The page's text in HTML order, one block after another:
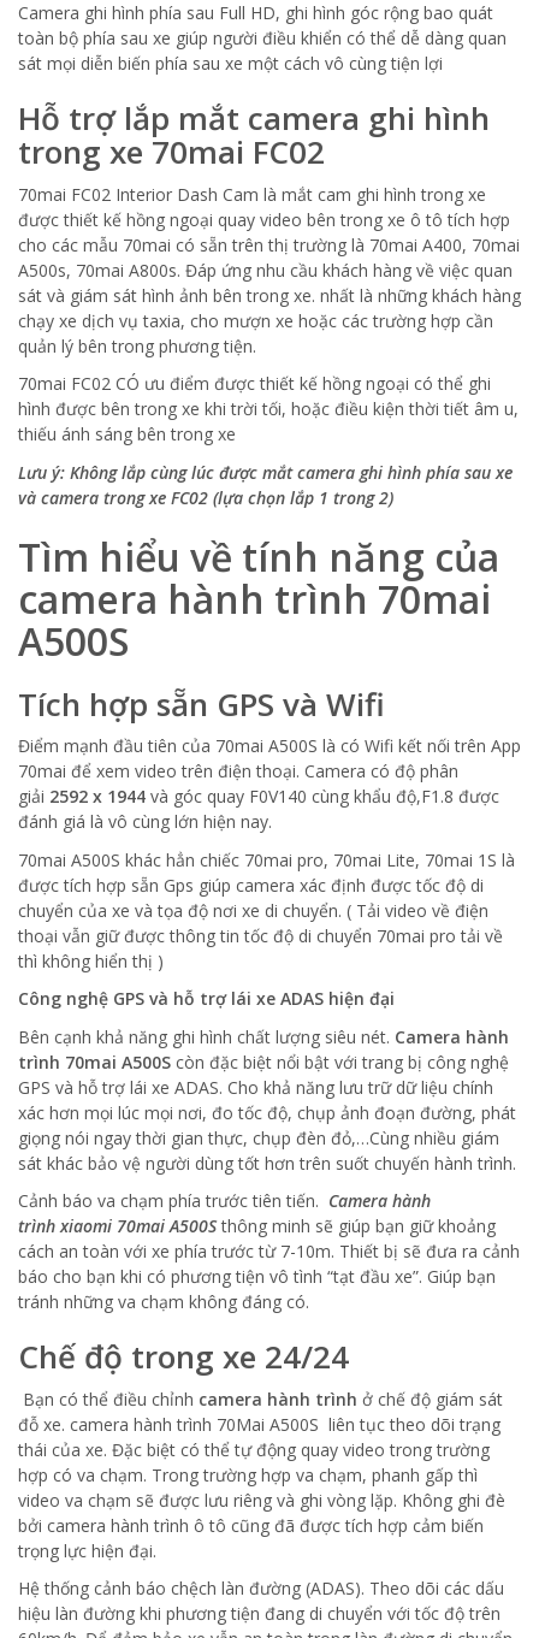
Camera ghi hình phía sau Full HD, ghi hình góc rộng bao quát
toàn bộ phía sau xe giúp người điều khiển có thể dễ dàng quan
sát mọi diễn biến phía sau xe một cách vô cùng tiện lợi
Hỗ trợ lắp mắt camera ghi hình
trong xe 70mai FC02
70mai FC02 Interior Dash Cam là mắt cam ghi hình trong xe
được thiết kế hồng ngoại quay video bên trong xe ô tô tích hợp
cho các mẫu 70mai có sẵn trên thị trường là 70mai A400, 70mai
A500s, 70mai A800s. Đáp ứng nhu cầu khách hàng về việc quan
sát và giám sát hình ảnh bên trong xe. nhất là những khách hàng
chạy xe dịch vụ taxia, cho mượn xe hoặc các trường hợp cần
quản lý bên trong phương tiện.
70mai FC02 CÓ ưu điểm được thiết kế hồng ngoại có thể ghi
hình được bên trong xe khi trời tối, hoặc điều kiện thời tiết âm u,
thiếu ánh sáng bên trong xe
Lưu ý: Không lắp cùng lúc được mắt camera ghi hình phía sau xe
và camera trong xe FC02 (lựa chọn lắp 1 trong 2)
Tìm hiểu về tính năng của
camera hành trình 70mai
A500S
Tích hợp sẵn GPS và Wifi
Điểm mạnh đầu tiên của 70mai A500S là có Wifi kết nối trên App
70mai để xem video trên điện thoại. Camera có độ phân
giải 2592 x 1944 và góc quay F0V140 cùng khẩu độ,F1.8 được
đánh giá là vô cùng lớn hiện nay.
70mai A500S khác hẳn chiếc 70mai pro, 70mai Lite, 70mai 1S là
được tích hợp sẵn Gps giúp camera xác định được tốc độ di
chuyển của xe và tọa độ nơi xe di chuyển. ( Tải video về điện
thoại vẫn giữ được thông tin tốc độ di chuyển 70mai pro tải về
thì không hiển thị )
Công nghệ GPS và hỗ trợ lái xe ADAS hiện đại
Bên cạnh khả năng ghi hình chất lượng siêu nét. Camera hành
trình 70mai A500S còn đặc biệt nổi bật với trang bị công nghệ
GPS và hỗ trợ lái xe ADAS. Cho khả năng lưu trữ dữ liệu chính
xác hơn mọi lúc mọi nơi, đo tốc độ, chụp ảnh đoạn đường, phát
giọng nói ngay thời gian thực, chụp đèn đỏ,…Cùng nhiều giám
sát khác bảo vệ người dùng tốt hơn trên suốt chuyến hành trình.
Cảnh báo va chạm phía trước tiên tiến. Camera hành
trình xiaomi 70mai A500Sthông minh sẽ giúp bạn giữ khoảng
cách an toàn với xe phía trước từ 7-10m. Thiết bị sẽ đưa ra cảnh
báo cho bạn khi có phương tiện vô tình “tạt đầu xe”. Giúp bạn
tránh những va chạm không đáng có.
Chế độ trong xe 24/24
Bạn có thể điều chỉnh camera hành trình ở chế độ giám sát
đỗ xe. camera hành trình 70Mai A500S liên tục theo dõi trạng
thái của xe. Đặc biệt có thể tự động quay video trong trường
hợp có va chạm. Trong trường hợp va chạm, phanh gấp thì
video va chạm sẽ được lưu riêng và ghi vòng lặp. Không ghi đè
bởi camera hành trình ô tô cũng đã được tích hợp cảm biến
trọng lực hiện đại.
Hệ thống cảnh báo chệch làn đường (ADAS). Theo dõi các dấu
hiệu làn đường khi phương tiện đang di chuyển với tốc độ trên